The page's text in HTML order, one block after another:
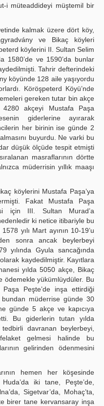
i müteaddideyi müştemil bir
kalmak üzere dört köy,
ve Bikaç köyleri
köylerini II. Sultan Selim
1580’de ve 1590’da bunlar
Tahrir defterindeki
köyünde 128 aile yaşıyordu
Köröşpeterd Köyü’nde
gereken tutar bin akçe
akçeyi Mustafa Paşa
giderlerine ayırarak
her birinin ise günde 2
buyurdu. Ne varki bu
düşük ölçüde tespit etmişti
masraflarının dörtte
müderrisin yıllık maaşı
köylerini Mustafa Paşa’ya
Fakat Mustafa Paşa
için III. Sultan Murad’a
ki netice itibariyle bu
yılı Mart ayının 10-19’u
sonra ancak beylerbeyi
yılında Gyula sancağında
kaydedilmiştir. Kayıtlara
yılda 5050 akçe, Bikaç
ödemekle yükümlüydüler. Bu
Paşa Peşte’de inşa ettirdiği
bundan müderrise günde 30
günde 5 akçe ve kapıcıya
Bu giderlerin tutan yılda
davranan beylerbeyi,
gelmesi halinde bu
gelirinden ödenmesini
hemen her köşesinde
iki tane, Peşte’de,
Sigetvar’da, Mohaç’ta,
birer tane kervansaray inşa